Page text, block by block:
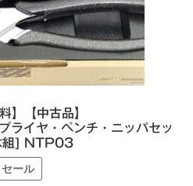
】【中古品】
イヤ・ペンチ・ニッパセッ
組] NTP03
セール